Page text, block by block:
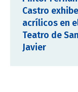
Castro
acrílicos en
Teatro de San
Javier